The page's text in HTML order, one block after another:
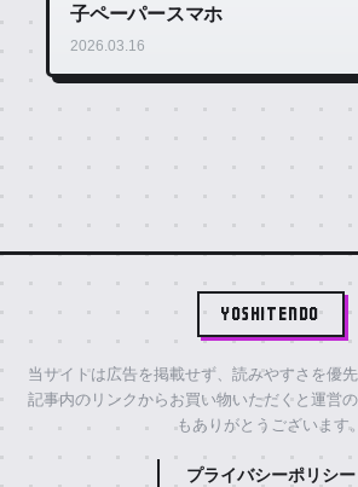
子ペーパースマホ
2026.03.16
YOSHITENDO
当サイトは広告を掲載せず、読みやすさを優
記事内のリンクからお買い物いただくと運営
もありがとうございます。
プライバシーポリシー